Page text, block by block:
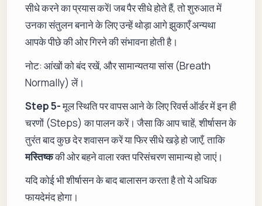
सीधे करने का प्रयास करें| जब पैर सीधे होते हैं, तो शुरुआत में
उनका संतुलन बनाने के लिए उन्हें थोड़ा आगे झुकाएँ अन्यथा
आपके पीछे की ओर गिरने की संभावना होती है।
नोट: आंखों को बंद रखें, और सामान्यतया सांस (Breath
Normally) लें।
Step 5-मूल स्थिति पर वापस आने के लिए रिवर्स ऑर्डर में इन ही
चरणों (Steps) का पालन करें। जैसा कि आप चाहें, शीर्षासन के
तुरंत बाद कुछ देर शवासन करें या फिर सीधे खड़े हो जाएँ, ताकि
मस्तिष्ककी ओर बहने वाला रक्त परिसंचरण सामान्य हो जाएं।
यदि कोई भी शीर्षासन के बाद बालासन करता है तो ये अधिक
फायदेमंद होगा।